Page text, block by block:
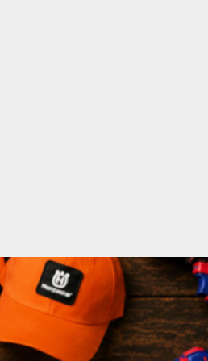
Youtube